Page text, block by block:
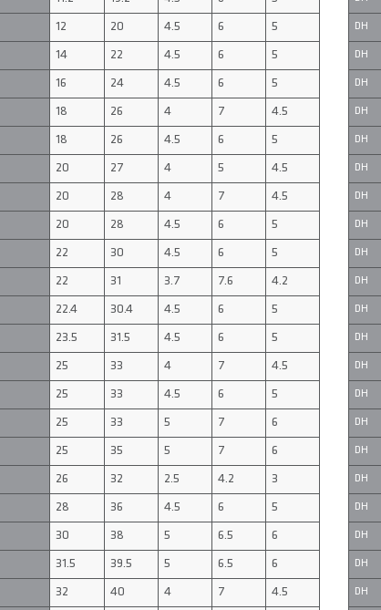
12 20 4.5 6 5
14 22 4.5 6 5
16 24 4.5 6 5
18 26 4 7 4.5
18 26 4.5 6 5
20 27 4 5 4.5
20 28 4 7 4.5
20 28 4.5 6 5
22 30 4.5 6 5
22 31 3.7 7.6 4.2
22.4 30.4 4.5 6 5
23.5 31.5 4.5 6 5
25 33 4 7 4.5
25 33 4.5 6 5
25 33 5 7 6
25 35 5 7 6
26 32 2.5 4.2 3
28 36 4.5 6 5
30 38 5 6.5 6
31.5 39.5 5 6.5 6
32 40 4 7 4.5
DH
DH
DH
DH
DH
DH
DH
DH
DH
DH
DH
DH
DH
DH
DH
DH
DH
DH
DH
DH
DH